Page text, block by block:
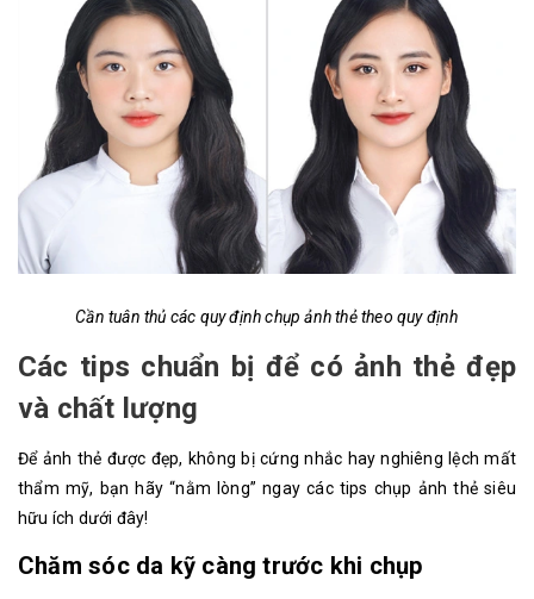
Cần tuân thủ các quy định chụp ảnh thẻ theo quy định
Các tips chuẩn bị để có ảnh thẻ đẹp
và chất lượng
Để ảnh thẻ được đẹp, không bị cứng nhắc hay nghiêng lệch mất
thẩm mỹ, bạn hãy “nằm lòng” ngay các tips chụp ảnh thẻ siêu
hữu ích dưới đây!
Chăm sóc da kỹ càng trước khi chụp